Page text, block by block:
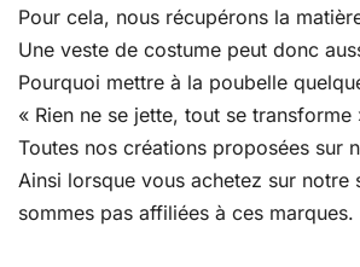
Pour cela, nous récupérons la
Une veste de costume peut donc
Pourquoi mettre à la poubelle
« Rien ne se jette, tout se transforme
Toutes nos créations proposées sur
Ainsi lorsque vous achetez sur
sommes pas affiliées à ces marques.